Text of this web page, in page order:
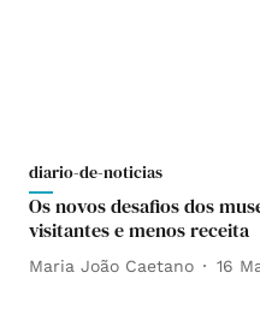
diario-de-noticias
Os novos desafios dos
visitantes e menos receita
Maria João Caetano 16